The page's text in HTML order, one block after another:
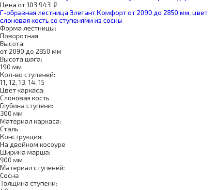
Цена от103 943 ₽
Г-образная лестница Элегант Комфорт от 2090 до 2850 мм, цвет
слоновая кость со ступенями из сосны
Форма лестницы:
Поворотная
Высота:
от 2090 до 2850 мм
Высота шага:
190 мм
Кол-во ступеней:
11, 12, 13, 14, 15
Цвет каркаса:
Слоновая кость
Глубина ступени:
300 мм
Материал каркаса:
Сталь
Конструкция:
На двойном косоуре
Ширина марша:
900 мм
Материал ступеней:
Сосна
Толщина ступени: